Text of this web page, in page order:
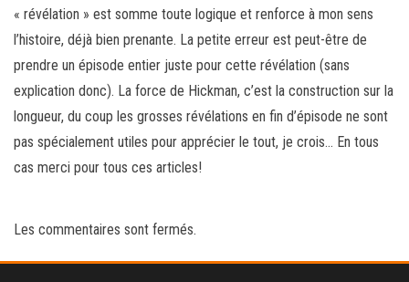
« révélation » est somme toute logique et renforce à mon sens
l’histoire, déjà bien prenante. La petite erreur est peut-être de
prendre un épisode entier juste pour cette révélation (sans
explication donc). La force de Hickman, c’est la construction sur la
longueur, du coup les grosses révélations en fin d’épisode ne sont
pas spécialement utiles pour apprécier le tout, je crois… En tous
cas merci pour tous ces articles!
Les commentaires sont fermés.